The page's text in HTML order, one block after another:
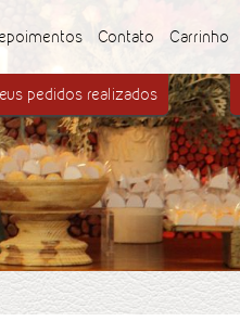
Contato Carrinho
pedidos realizados